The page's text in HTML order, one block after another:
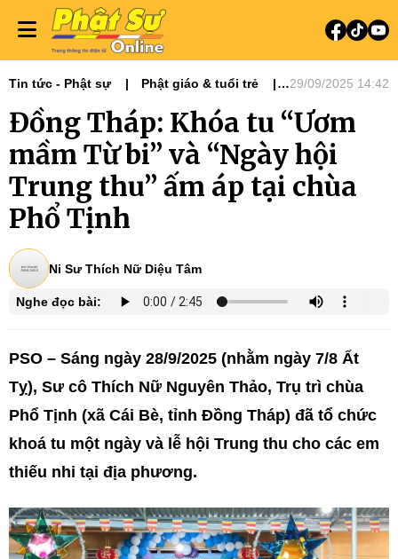
Tin tức - Phật sự
Phật giáo & tuổi trẻ
Từ Thiện Xã Hội
29/09/2025 14:42
Đồng Tháp: Khóa tu “Ươm
mầm Từ bi” và “Ngày hội
Trung thu” ấm áp tại chùa
Phổ Tịnh
Ni Sư Thích Nữ Diệu Tâm
Nghe đọc bài:
PSO – Sáng ngày 28/9/2025 (nhằm ngày 7/8 Ất
Tỵ), Sư cô Thích Nữ Nguyên Thảo, Trụ trì chùa
Phổ Tịnh (xã Cái Bè, tỉnh Đồng Tháp) đã tổ chức
khoá tu một ngày và lễ hội Trung thu cho các em
thiếu nhi tại địa phương.